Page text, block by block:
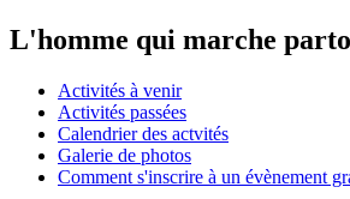
L'homme qui marche
Activités à venir
Activités passées
Calendrier des actvités
Galerie de photos
Comment s'inscrire à un évènement